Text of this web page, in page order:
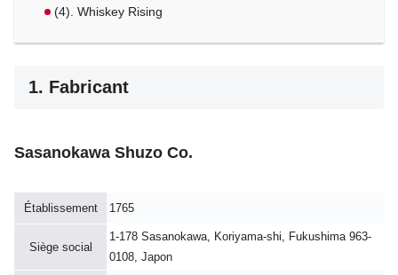
(4). Whiskey Rising
1. Fabricant
Sasanokawa Shuzo Co.
Établissement 1765
Siège social
1-178 Sasanokawa, Koriyama-shi, Fukushima 963-
0108, Japon